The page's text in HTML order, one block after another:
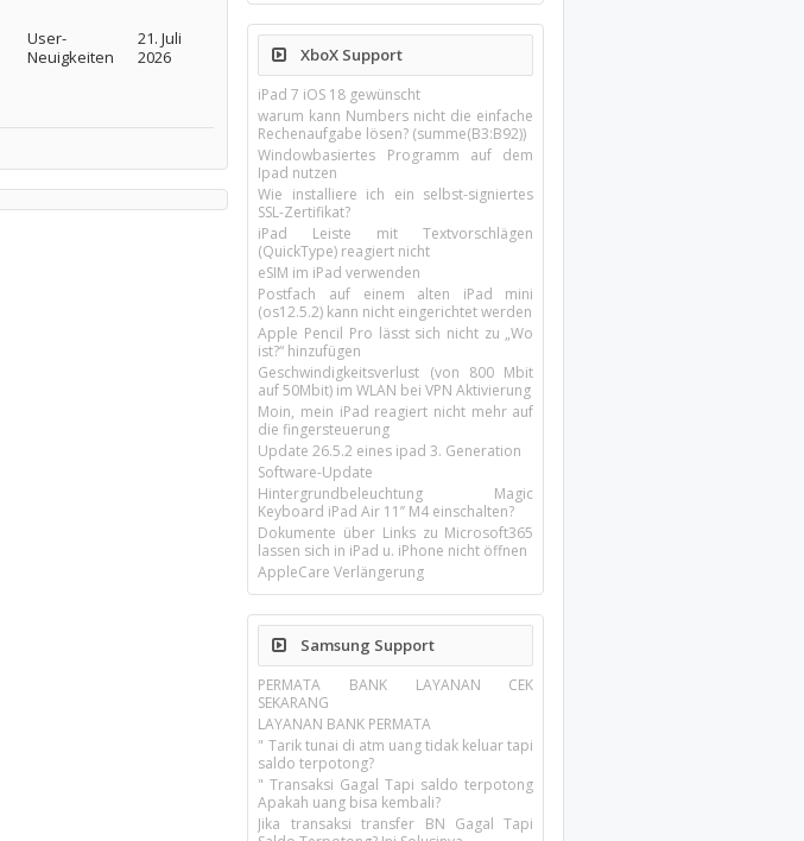
User-
Neuigkeiten
21. Juli
2026
XboX Support
iPad 7 iOS 18 gewünscht
warum kann Numbers nicht die einfache
Rechenaufgabe lösen? (summe(B3:B92))
Windowbasiertes Programm auf dem
Ipad nutzen
Wie installiere ich ein selbst-signiertes
SSL-Zertifikat?
iPad Leiste mit Textvorschlägen
(QuickType) reagiert nicht
eSIM im iPad verwenden
Postfach auf einem alten iPad mini
(os12.5.2) kann nicht eingerichtet werden
Apple Pencil Pro lässt sich nicht zu „Wo
ist?“ hinzufügen
Geschwindigkeitsverlust (von 800 Mbit
auf 50Mbit) im WLAN bei VPN Aktivierung
Moin, mein iPad reagiert nicht mehr auf
die fingersteuerung
Update 26.5.2 eines ipad 3. Generation
Software-Update
Hintergrundbeleuchtung Magic
Keyboard iPad Air 11’’ M4 einschalten?
Dokumente über Links zu Microsoft365
lassen sich in iPad u. iPhone nicht öffnen
AppleCare Verlängerung
Samsung Support
PERMATA BANK LAYANAN CEK
SEKARANG
LAYANAN BANK PERMATA
" Tarik tunai di atm uang tidak keluar tapi
saldo terpotong?
" Transaksi Gagal Tapi saldo terpotong
Apakah uang bisa kembali?
Jika transaksi transfer BN Gagal Tapi